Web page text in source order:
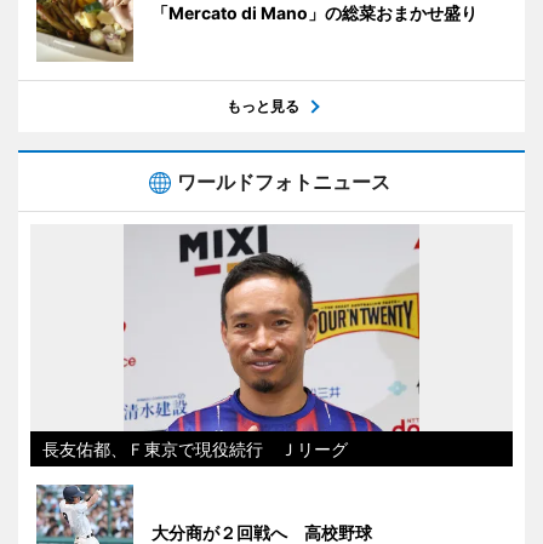
「Mercato di Mano」の総菜おまかせ盛り
もっと見る
ワールドフォトニュース
長友佑都、Ｆ東京で現役続行 Ｊリーグ
大分商が２回戦へ 高校野球